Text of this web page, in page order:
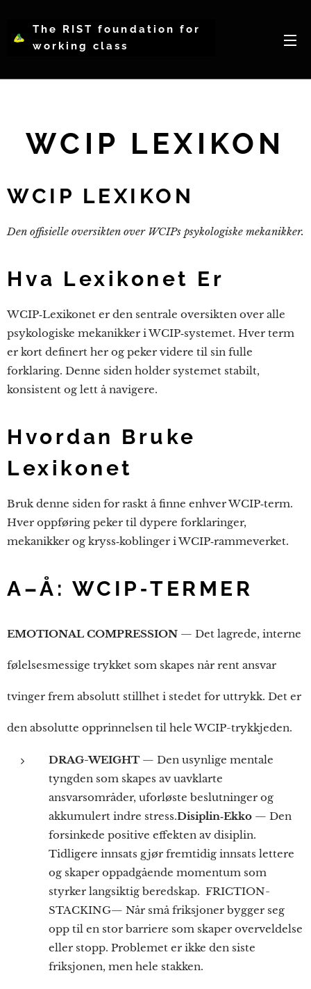
The RIST foundation for
working class
WCIP
WCIP LEXIKON
WCIP LEXIKON
Den offisielle oversikten over WCIPs psykologiske mekanikker.
Hva Lexikonet Er
WCIP‑Lexikonet er den sentrale oversikten over alle
psykologiske mekanikker i WCIP‑systemet. Hver term
er kort definert her og peker videre til sin fulle
forklaring. Denne siden holder systemet stabilt,
konsistent og lett å navigere.
Hvordan Bruke
Lexikonet
Bruk denne siden for raskt å finne enhver WCIP‑term.
Hver oppføring peker til dypere forklaringer,
mekanikker og kryss‑koblinger i WCIP‑rammeverket.
A–Å: WCIP‑TERMER
EMOTIONAL COMPRESSION — Det lagrede, interne
følelsesmessige trykket som skapes når rent ansvar
tvinger frem absolutt stillhet i stedet for uttrykk. Det er
den absolutte opprinnelsen til hele WCIP-trykkjeden.
DRAG-WEIGHT— Den usynlige mentale
tyngden som skapes av uavklarte
ansvarsområder, uforløste beslutninger og
akkumulert indre stress.Disiplin‑Ekko — Den
forsinkede positive effekten av disiplin.
Tidligere innsats gjør fremtidig innsats lettere
og skaper oppadgående momentum som
styrker langsiktig beredskap. FRICTION-
STACKING— Når små friksjoner bygger seg
opp til en stor barriere som skaper overveldelse
eller stopp. Problemet er ikke den siste
friksjonen, men hele stakken.